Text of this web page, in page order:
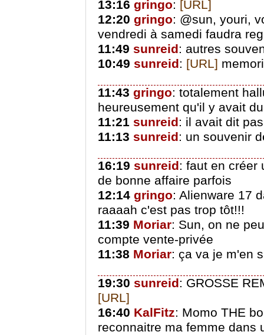
13:16 gringo: [URL]
12:20 gringo: @sun, youri,
vendredi à samedi faudra
11:49 sunreid: autres
10:49 sunreid: [URL]
11:43 gringo: totalement
heureusement qu'il y avait
11:21 sunreid: il avait dit
11:13 sunreid: un souvenir
16:19 sunreid: faut en créer
de bonne affaire parfois
12:14 gringo: Alienware 17
raaaah c'est pas trop tôt!!!
11:39 Moriar: Sun, on ne
compte vente-privée
11:38 Moriar: ça va je m'en
19:30 sunreid: GROSSE
[URL]
16:40 KalFitz: Momo THE
reconnaitre ma femme dans